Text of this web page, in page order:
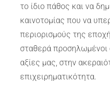
το ίδιο πάθος και να
καινοτομίας που να
περιορισμούς της
σταθερά προσηλωμένοι
αξίες μας, στην
επιχειρηματικότητα.